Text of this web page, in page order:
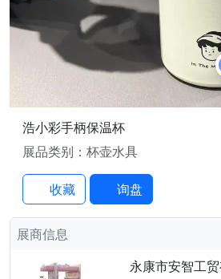
浩小彩手柄保温杯
展品类别：杯壶水具
收藏 询盘
展商信息
永康市安智工